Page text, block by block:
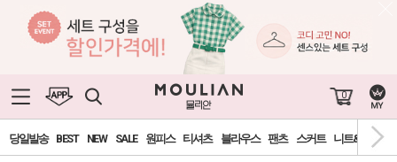
0
당일발송 BEST NEW SALE 원피스 티셔츠 블라우스 팬츠 스커트 니트&가디건